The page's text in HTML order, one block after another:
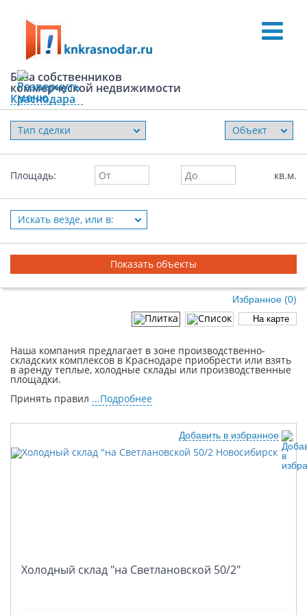
База собственников
коммерческой недвижимости
Краснодара
Офисные центры
Торговые центры
Складские комплексы
Первые этажи
Земельные участки
Полезная информация
Клуб управляющих и собственников
Площадь: кв.м.
Искать везде, или в:
Избранное (0)
На карте
Наша компания предлагает в зоне производственно-
складских комплексов в Краснодаре приобрести или взять
в аренду теплые, холодные склады или производственные
площадки.
Принять правил ...Подробнее
Добавить в избранное
Холодный склад "на Светлановской 50/2"